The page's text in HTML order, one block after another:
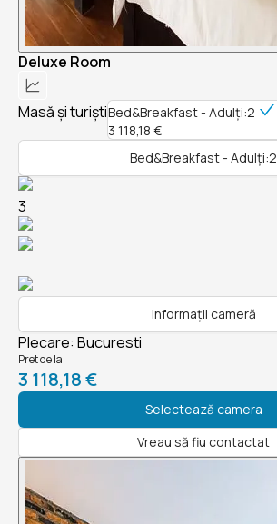
Deluxe Room
Masă și turiștiBed&Breakfast - Adulți:2
3 118,18 €
Bed&Breakfast - Adulți:2
3
Informații cameră
Plecare: Bucuresti
Pret de la
3 118,18 €
Selectează camera
Vreau să fiu contactat